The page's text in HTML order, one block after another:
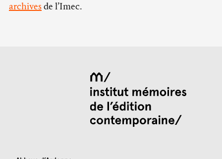
archivesde l’Imec.